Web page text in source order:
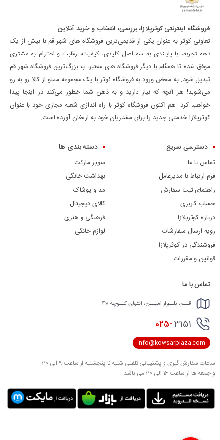
فروشگاه اینترنتی کوثرپلازا، بررسی، انتخاب و خرید آنلاین
تعاونی کوثر به عنوان یکی از قدیمی‌ترین فروشگاه های شهر قم با بیش از یک
دهه تجربه، با پایبندی به سه اصل کلیدی، کیفیت، رقابت و احترام به مشتری
موفق شده تا همگام با دیگر فروشگاه های معتبر، به بزرگ‌ترین فروشگاه شهر قم
تبدیل شود. به محض ورود به فروشگاه کوثر با یک مجموعه مملو از کالا رو به رو
می‌شوید! هر آنچه که نیاز دارید و به ذهن شما خطور می‌کند در اینجا پیدا
خواهید کرد. هم اکنون فروشگاه کوثر با راه اندازی شعبه مجازی خود با عنوان
کوثرپلازا خدمتی جدید را برای مشتریان خود به ارمغان آورده است.
دسترسی سریع
تماس با ما
فرم ارتباط با مدیرعامل
راهنمای ثبت سفارش
حساب کاربری
درباره کوثرپلازا
رویه ارسال سفارشات
فروشندگی در کوثرپلازا
قوانین و مقررات
دسته بندی ها
سوپر مارکت
بهداشت خانگی
مد و پوشاک
کالای دیجیتال
فرهنگی و هنری
لوازم خانگی
تماس با ما
قــم، بلــوار امیــن، انتهای کــوچه 47
025-3151
info@kowsarplaza.com
ساعات سفارش گیری و پشتیبانی تلفنی شنبه تا پنجشنبه از ساعت 9 الی 20
و جمعه ها از ساعت 16 الی 20 می باشد .